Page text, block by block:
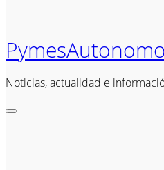
Noticias, actualidad e